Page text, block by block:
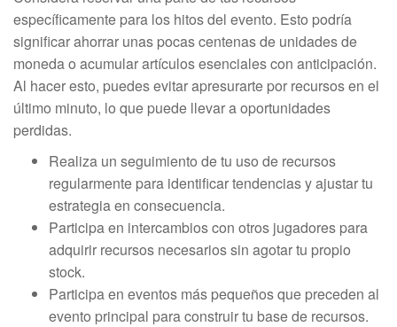
específicamente para los hitos del evento. Esto podría
significar ahorrar unas pocas centenas de unidades de
moneda o acumular artículos esenciales con anticipación.
Al hacer esto, puedes evitar apresurarte por recursos en el
último minuto, lo que puede llevar a oportunidades
perdidas.
Realiza un seguimiento de tu uso de recursos
regularmente para identificar tendencias y ajustar tu
estrategia en consecuencia.
Participa en intercambios con otros jugadores para
adquirir recursos necesarios sin agotar tu propio
stock.
Participa en eventos más pequeños que preceden al
evento principal para construir tu base de recursos.